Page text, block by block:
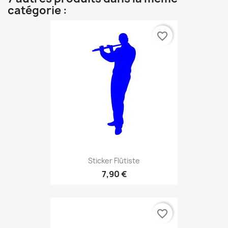
catégorie :
Sticker Flûtiste
7,90 €
favorite_border
favorite_border